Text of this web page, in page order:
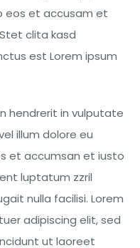
eos et accusam et
clita kasd
est Lorem ipsum
hendrerit in vulputate
illum dolore eu
et accumsan et iusto
luptatum zzril
nulla facilisi. Lorem
adipiscing elit, sed
ut laoreet